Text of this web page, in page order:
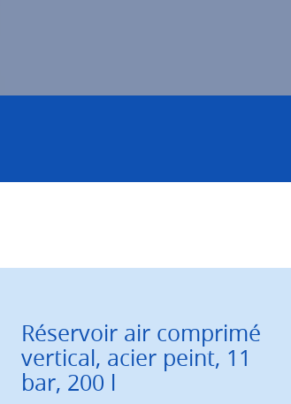
Réservoir air comprimé
vertical, acier peint, 11
bar, 200 l